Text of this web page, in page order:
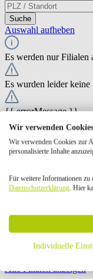
Suche
Auswahl aufheben
Es werden nur Filialen
Es wurden leider keine
{{ errorMessage }}
{{
{{ store.label }}
Ausgewählt
Öffnungszeiten:
Seite {{
Alle Filialen anzeigen
Wir verwenden Cookies
Wir verwenden Cookies zur
personalisierte Inhalte
Für weitere Informationen zu
Datenschutzerklärung. Hier
Individuelle